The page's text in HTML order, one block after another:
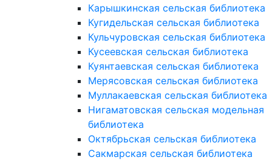
Карышкинская сельская библиотека
Кугидельская сельская библиотека
Кульчуровская сельская библиотека
Кусеевская сельская библиотека
Куянтаевская сельская библиотека
Мерясовская сельская библиотека
Муллакаевская сельская библиотека
Нигаматовская сельская модельная
библиотека
Октябрьская сельская библиотека
Сакмарская сельская библиотека